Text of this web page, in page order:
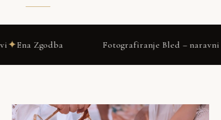
Fotografiranje Bled – naravni pristop – Neža &